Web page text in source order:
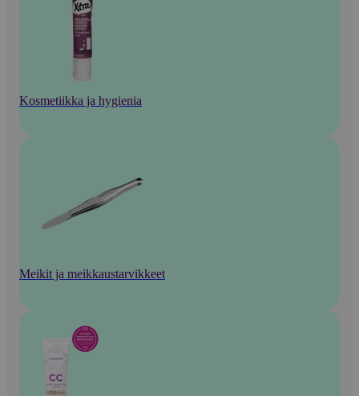
Kosmetiikka ja hygienia
Meikit ja meikkaustarvikkeet